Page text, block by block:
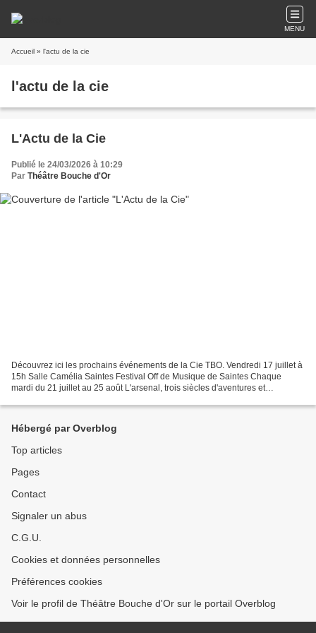
MENU
Accueil » l'actu de la cie
l'actu de la cie
L'Actu de la Cie
Publié le 24/03/2026 à 10:29
Par Théâtre Bouche d'Or
Découvrez ici les prochains événements de la Cie TBO. Vendredi 17 juillet à
15h Salle Camélia Saintes Festival Off de Musique de Saintes Chaque
mardi du 21 juillet au 25 août L'arsenal, trois siècles d'aventures et
Hébergé par Overblog
Top articles
Pages
Contact
Signaler un abus
C.G.U.
Cookies et données personnelles
Préférences cookies
Voir le profil de Théâtre Bouche d'Or sur le portail Overblog